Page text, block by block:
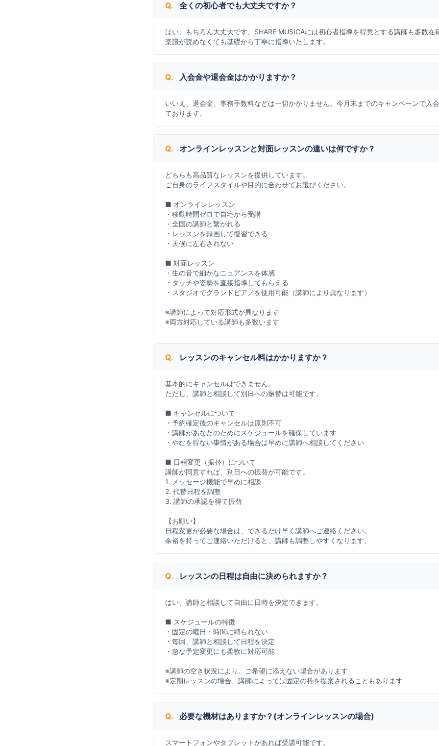
Q. 全くの初心者でも大丈夫ですか？
はい、もちろん大丈夫です。SHARE MUSICAには初心者指導を得意とする講師も多数在
楽譜が読めなくても基礎から丁寧に指導いたします。
Q. 入会金や退会金はかかりますか？
いいえ、退会金、事務手数料などは一切かかりません。今月末までのキャンペーンで入
ております。
Q. オンラインレッスンと対面レッスンの違いは何ですか？
どちらも高品質なレッスンを提供しています。
ご自身のライフスタイルや目的に合わせてお選びください。
■ オンラインレッスン
・移動時間ゼロで自宅から受講
・全国の講師と繋がれる
・レッスンを録画して復習できる
・天候に左右されない
■ 対面レッスン
・生の音で細かなニュアンスを体感
・タッチや姿勢を直接指導してもらえる
・スタジオでグランドピアノを使用可能（講師により異なります）
※講師によって対応形式が異なります
※両方対応している講師も多数います
Q. レッスンのキャンセル料はかかりますか？
基本的にキャンセルはできません。
ただし、講師と相談して別日への振替は可能です。
■ キャンセルについて
・予約確定後のキャンセルは原則不可
・講師があなたのためにスケジュールを確保しています
・やむを得ない事情がある場合は早めに講師へ相談してください
■ 日程変更（振替）について
講師が同意すれば、別日への振替が可能です。
1. メッセージ機能で早めに相談
2. 代替日程を調整
3. 講師の承認を得て振替
【お願い】
日程変更が必要な場合は、できるだけ早く講師へご連絡ください。
余裕を持ってご連絡いただけると、講師も調整しやすくなります。
Q. レッスンの日程は自由に決められますか？
はい、講師と相談して自由に日時を決定できます。
■ スケジュールの特徴
・固定の曜日・時間に縛られない
・毎回、講師と相談して日程を決定
・急な予定変更にも柔軟に対応可能
※講師の空き状況により、ご希望に添えない場合があります
※定期レッスンの場合、講師によっては固定の枠を提案されることもあります
Q. 必要な機材はありますか？(オンラインレッスンの場合)
スマートフォンやタブレットがあれば受講可能です。